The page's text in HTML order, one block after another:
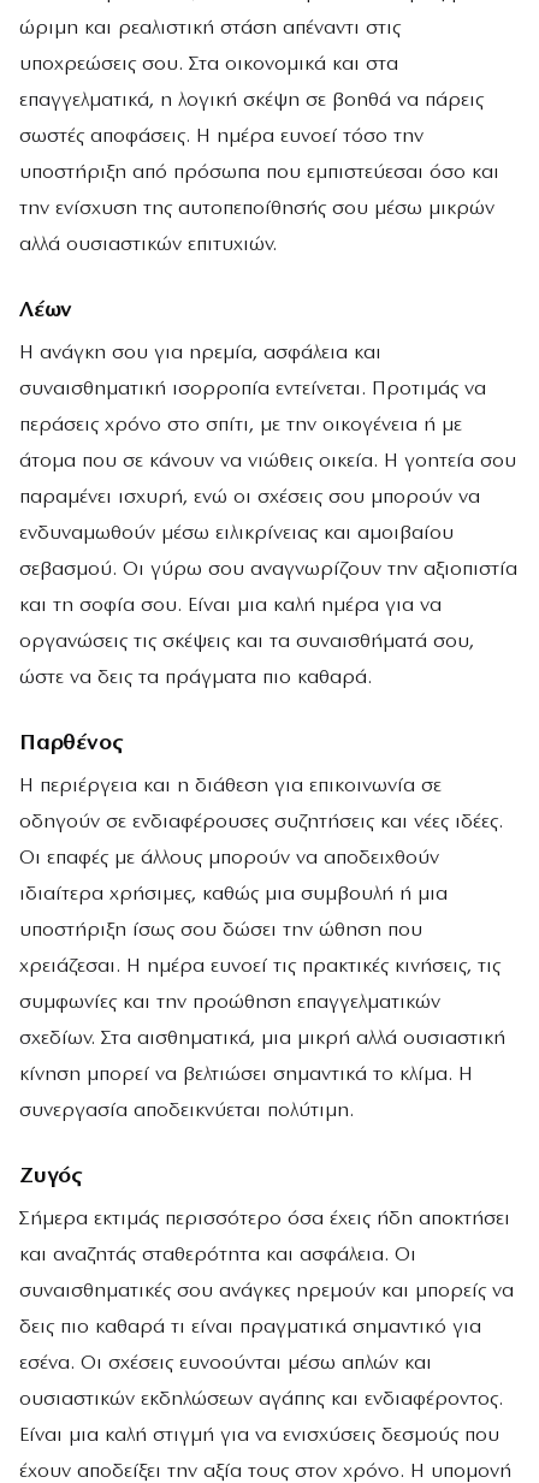
ώριμη και ρεαλιστική στάση απέναντι στις
υποχρεώσεις σου. Στα οικονομικά και στα
επαγγελματικά, η λογική σκέψη σε βοηθά να πάρεις
σωστές αποφάσεις. Η ημέρα ευνοεί τόσο την
υποστήριξη από πρόσωπα που εμπιστεύεσαι όσο και
την ενίσχυση της αυτοπεποίθησής σου μέσω μικρών
αλλά ουσιαστικών επιτυχιών.
Λέων
Η ανάγκη σου για ηρεμία, ασφάλεια και
συναισθηματική ισορροπία εντείνεται. Προτιμάς να
περάσεις χρόνο στο σπίτι, με την οικογένεια ή με
άτομα που σε κάνουν να νιώθεις οικεία. Η γοητεία σου
παραμένει ισχυρή, ενώ οι σχέσεις σου μπορούν να
ενδυναμωθούν μέσω ειλικρίνειας και αμοιβαίου
σεβασμού. Οι γύρω σου αναγνωρίζουν την αξιοπιστία
και τη σοφία σου. Είναι μια καλή ημέρα για να
οργανώσεις τις σκέψεις και τα συναισθήματά σου,
ώστε να δεις τα πράγματα πιο καθαρά.
Παρθένος
Η περιέργεια και η διάθεση για επικοινωνία σε
οδηγούν σε ενδιαφέρουσες συζητήσεις και νέες ιδέες.
Οι επαφές με άλλους μπορούν να αποδειχθούν
ιδιαίτερα χρήσιμες, καθώς μια συμβουλή ή μια
υποστήριξη ίσως σου δώσει την ώθηση που
χρειάζεσαι. Η ημέρα ευνοεί τις πρακτικές κινήσεις, τις
συμφωνίες και την προώθηση επαγγελματικών
σχεδίων. Στα αισθηματικά, μια μικρή αλλά ουσιαστική
κίνηση μπορεί να βελτιώσει σημαντικά το κλίμα. Η
συνεργασία αποδεικνύεται πολύτιμη.
Ζυγός
Σήμερα εκτιμάς περισσότερο όσα έχεις ήδη αποκτήσει
και αναζητάς σταθερότητα και ασφάλεια. Οι
συναισθηματικές σου ανάγκες ηρεμούν και μπορείς να
δεις πιο καθαρά τι είναι πραγματικά σημαντικό για
εσένα. Οι σχέσεις ευνοούνται μέσω απλών και
ουσιαστικών εκδηλώσεων αγάπης και ενδιαφέροντος.
Είναι μια καλή στιγμή για να ενισχύσεις δεσμούς που
έχουν αποδείξει την αξία τους στον χρόνο. Η υπομονή